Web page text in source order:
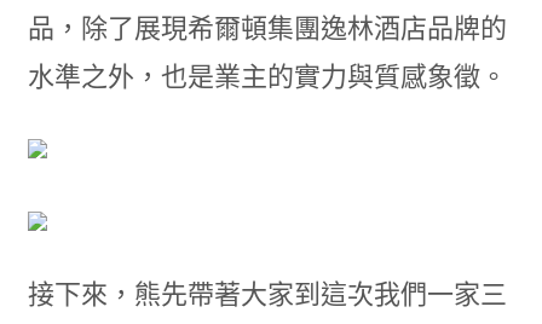
品，除了展現希爾頓集團逸林酒店品牌的
水準之外，也是業主的實力與質感象徵。
接下來，熊先帶著大家到這次我們一家三